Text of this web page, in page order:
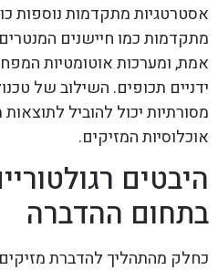
אסטרטגיות מתקדמות נוספות
מתקדמות כמו חיישנים
אמת, ומערכות אוטומטיות
ידניים תכופים. השילוב של
מסורתיות יכול להוביל
אוכלוסיות המזיקים.
היבטים
בתחום ההדברה
כחלק מהתהליך להדברת